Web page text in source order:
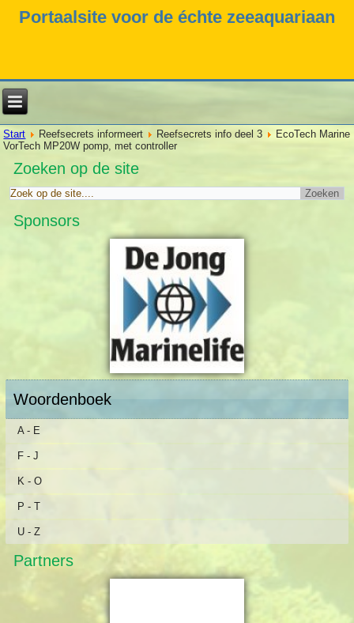
Portaalsite voor de échte zeeaquariaan
Start Reefsecrets informeert Reefsecrets info deel 3
EcoTech Marine
VorTech MP20W pomp, met controller
Zoeken op de site
Sponsors
Woordenboek
A - E
F - J
K - O
P - T
U - Z
Partners